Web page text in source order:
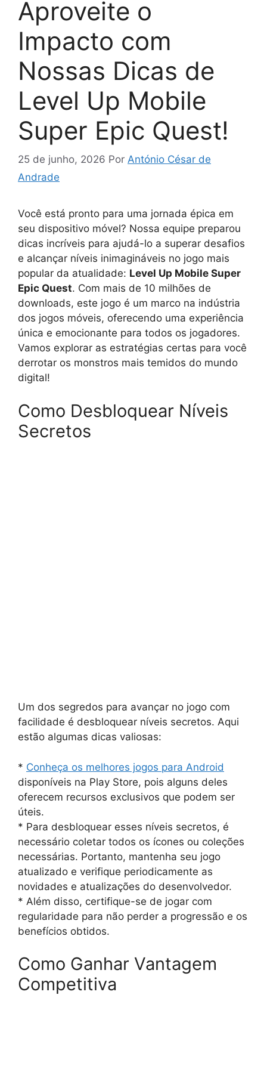
Aproveite o
Impacto com
Nossas Dicas de
Level Up Mobile
Super Epic Quest!
25 de junho, 2026 Por António César de
Andrade
Você está pronto para uma jornada épica em
seu dispositivo móvel? Nossa equipe preparou
dicas incríveis para ajudá-lo a superar desafios
e alcançar níveis inimagináveis no jogo mais
popular da atualidade: Level Up Mobile Super
Epic Quest. Com mais de 10 milhões de
downloads, este jogo é um marco na indústria
dos jogos móveis, oferecendo uma experiência
única e emocionante para todos os jogadores.
Vamos explorar as estratégias certas para você
derrotar os monstros mais temidos do mundo
digital!
Como Desbloquear Níveis
Secretos
Um dos segredos para avançar no jogo com
facilidade é desbloquear níveis secretos. Aqui
estão algumas dicas valiosas:
* Conheça os melhores jogos para Android
disponíveis na Play Store, pois alguns deles
oferecem recursos exclusivos que podem ser
úteis.
* Para desbloquear esses níveis secretos, é
necessário coletar todos os ícones ou coleções
necessárias. Portanto, mantenha seu jogo
atualizado e verifique periodicamente as
novidades e atualizações do desenvolvedor.
* Além disso, certifique-se de jogar com
regularidade para não perder a progressão e os
benefícios obtidos.
Como Ganhar Vantagem
Competitiva